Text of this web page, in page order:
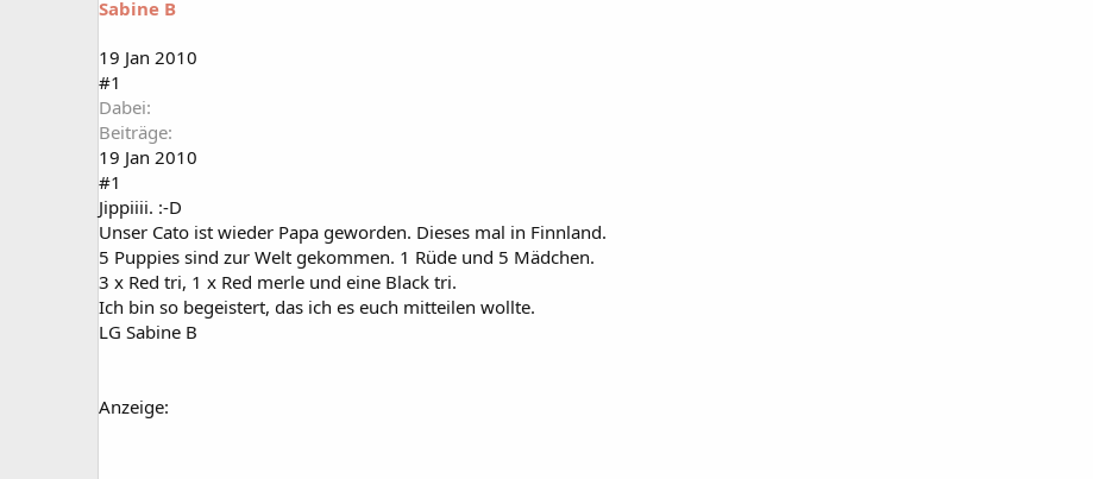
a
t
r
Sabine B
19 Jan 2010
#1
Dabei
Beiträge
19 Jan 2010
#1
Jippiiii. :-D
Unser Cato ist wieder Papa geworden. Dieses mal in Finnland.
5 Puppies sind zur Welt gekommen. 1 Rüde und 5 Mädchen.
3 x Red tri, 1 x Red merle und eine Black tri.
Ich bin so begeistert, das ich es euch mitteilen wollte.
LG Sabine B
Anzeige: